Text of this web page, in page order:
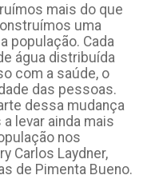
mais do que
uma
população. Cada
água distribuída
com a saúde, o
das pessoas.
dessa mudança
levar ainda mais
nos
Carlos Laydner,
de Pimenta Bueno.